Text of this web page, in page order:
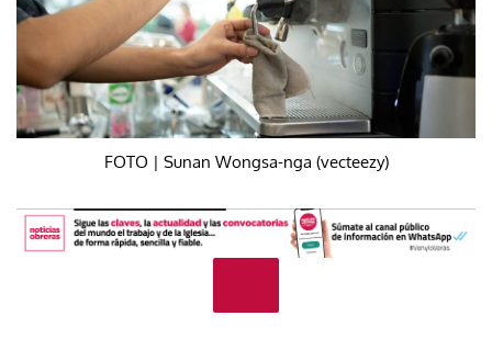
FOTO | Sunan Wongsa-nga (vecteezy)